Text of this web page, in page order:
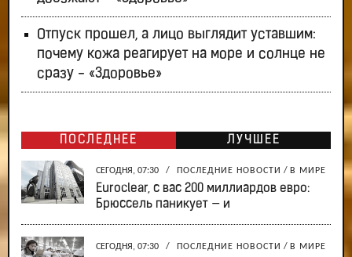
Отпуск прошел, а лицо выглядит уставшим:
почему кожа реагирует на море и солнце не
сразу - «Здоровье»
ПОСЛЕДНЕЕ ЛУЧШЕЕ
СЕГОДНЯ, 07:30 / ПОСЛЕДНИЕ НОВОСТИ / В МИРЕ
Euroclear, с вас 200 миллиардов евро:
Брюссель паникует — и
СЕГОДНЯ, 07:30 / ПОСЛЕДНИЕ НОВОСТИ / В МИРЕ